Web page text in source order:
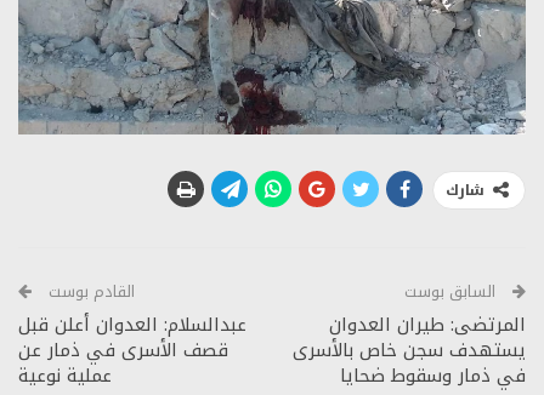
شارك
السابق بوست
المرتضى: طيران العدوان
يستهدف سجن خاص بالأسرى
في ذمار وسقوط ضحايا
القادم بوست
عبدالسلام: العدوان أعلن قبل
قصف الأسرى في ذمار عن
عملية نوعية